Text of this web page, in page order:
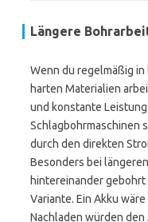
Längere
Wenn du regelmäßig
harten Materialien
und konstante
Schlagbohrmaschinen
durch den direkten
Besonders bei
hintereinander
Variante. Ein Akku
Nachladen würden